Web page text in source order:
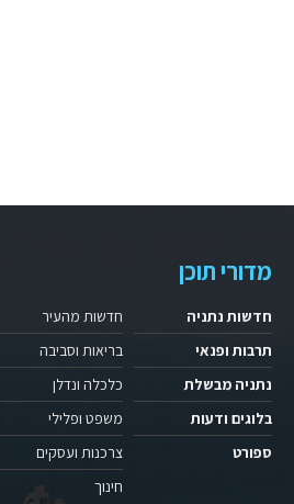
מדורי תוכן
חדשות נתניה
תרבות ופנאי
נתניה מבשלת
בלוגים ודעות
ספורט
חדשות מהעיר
בריאות וסביבה
כלכלה ונדלן
משפט ופלילי
צרכנות ועסקים
חינוך